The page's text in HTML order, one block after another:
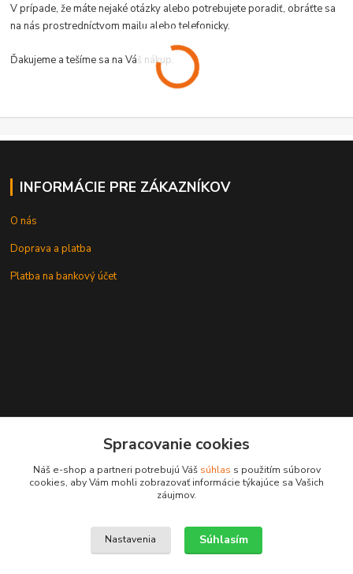
V prípade, že máte nejaké otázky alebo potrebujete poradiť, obráťte sa
na nás prostredníctvom mailu alebo telefonicky.
Ďakujeme a tešíme sa na Váš nákup.
INFORMÁCIE PRE ZÁKAZNÍKOV
O nás
Doprava a platba
Platba na bankový účet
leksunsro@gmail.com
Upravit sběr cookies.
Spracovanie cookies
Náš e-shop a partneri potrebujú Váš súhlas s použitím súborov
cookies, aby Vám mohli zobrazovať informácie týkajúce sa Vašich
záujmov.
Nastavenia Súhlasím